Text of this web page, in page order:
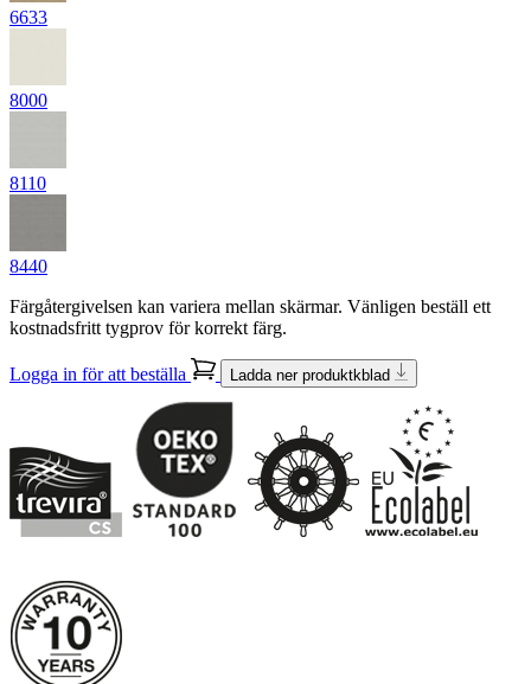
6633
8000
8110
8440
Färgåtergivelsen kan variera mellan skärmar. Vänligen beställ ett
kostnadsfritt tygprov för korrekt färg.
Logga in för att beställa Ladda ner produktkblad